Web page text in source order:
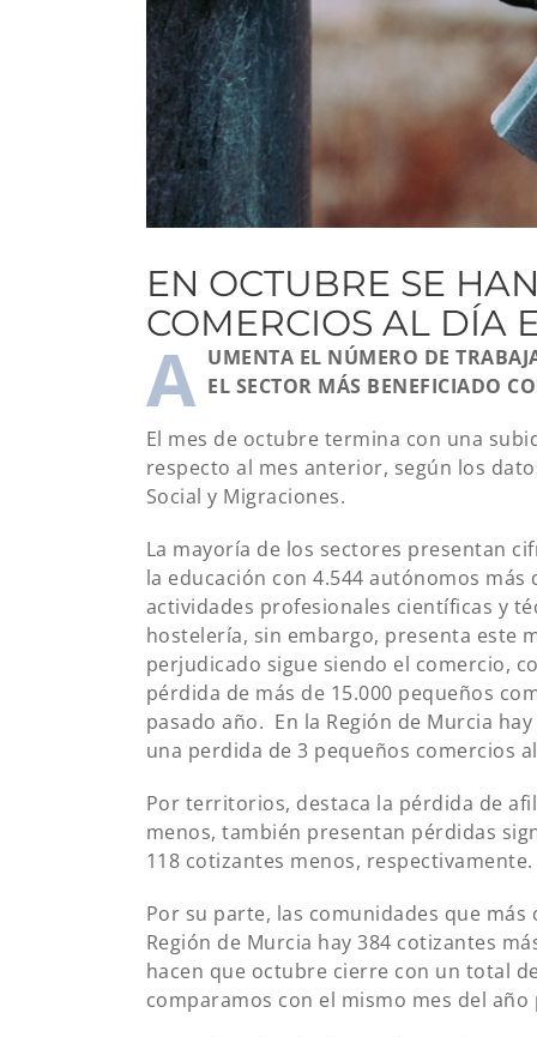
EN OCTUBRE SE
COMERCIOS AL DÍA
A UMENTA EL NÚMERO DE
EL SECTOR MÁS BENEFICIADO
El mes de octubre termina con una
respecto al mes anterior, según los
Social y Migraciones.
La mayoría de los sectores presentan
la educación con 4.544 autónomos
actividades profesionales científicas y
hostelería, sin embargo, presenta este
perjudicado sigue siendo el comercio,
pérdida de más de 15.000 pequeños
pasado año. En la Región de Murcia
una perdida de 3 pequeños comercios
Por territorios, destaca la pérdida de
menos, también presentan pérdidas
118 cotizantes menos, respectivamente.
Por su parte, las comunidades que más
Región de Murcia hay 384 cotizantes
hacen que octubre cierre con un total
comparamos con el mismo mes del año